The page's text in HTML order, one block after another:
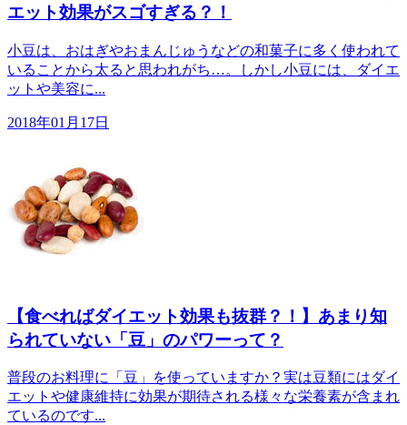
エット効果がスゴすぎる？！
小豆は、おはぎやおまんじゅうなどの和菓子に多く使われて
いることから太ると思われがち…。しかし小豆には、ダイエ
ットや美容に...
2018年01月17日
【食べればダイエット効果も抜群？！】あまり知
られていない「豆」のパワーって？
普段のお料理に「豆」を使っていますか？実は豆類にはダイ
エットや健康維持に効果が期待される様々な栄養素が含まれ
ているのです...